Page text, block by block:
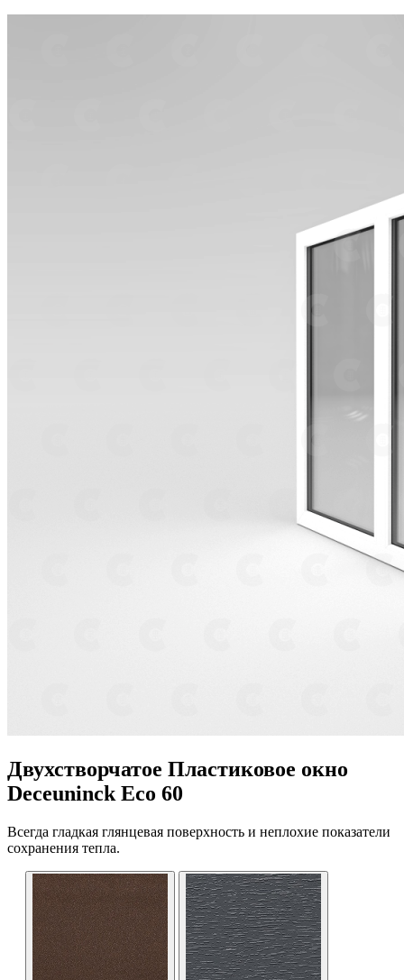
Двухстворчатое Пластиковое окно
Deceuninck Eco 60
Всегда гладкая глянцевая поверхность и неплохие показатели
сохранения тепла.